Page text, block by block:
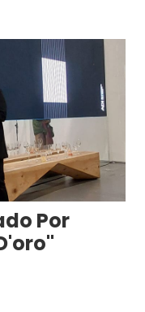
Por